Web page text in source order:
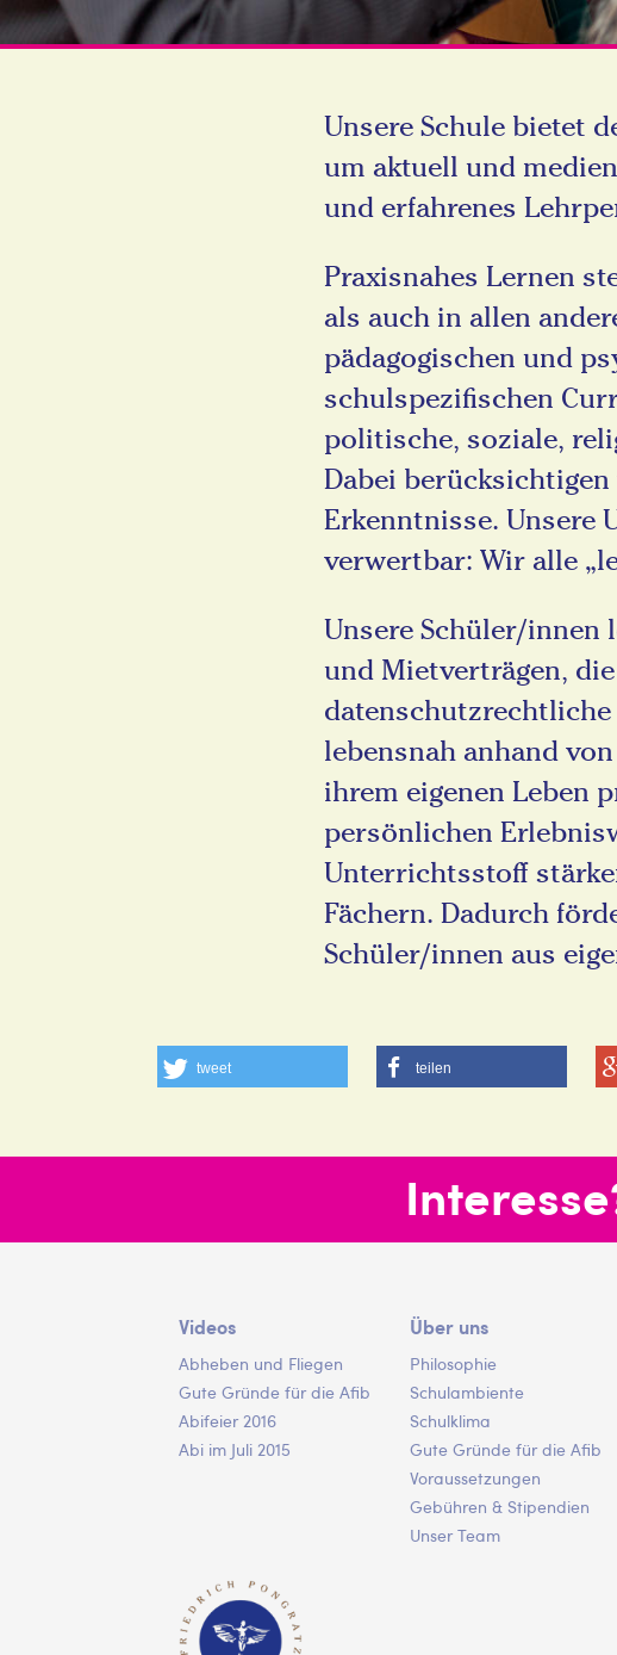
Unsere Schule bietet
um aktuell und
und erfahrenes
Praxisnahes Lernen
als auch in allen
pädagogischen und
schulspezifischen
politische, soziale,
Dabei
Erkenntnisse.
verwertbar: Wir alle
Unsere Schüler/innen
und Mietverträgen,
datenschutzrechtliche
lebensnah anhand
ihrem eigenen Leben
persönlichen
Unterrichtsstoff
Fächern. Dadurch
Schüler/innen aus
tweet teilen
Videos
Abheben und Fliegen
Gute Gründe für die Afib
Abifeier 2016
Abi im Juli 2015
Über uns
Philosophie
Schulambiente
Schulklima
Gute Gründe für die Afib
Voraussetzungen
Gebühren & Stipendien
Unser Team